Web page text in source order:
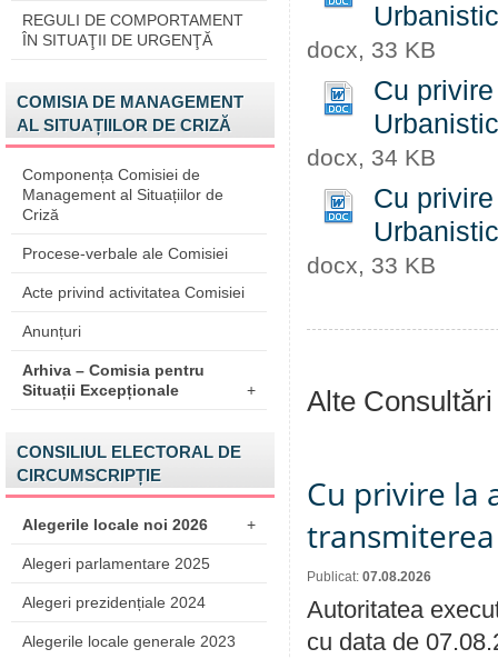
REGULI DE COMPORTAMENT
ÎN SITUAŢII DE URGENŢĂ
COMISIA DE MANAGEMENT
AL SITUAȚIILOR DE CRIZĂ
Componența Comisiei de
Management al Situațiilor de
Criză
Procese-verbale ale Comisiei
Acte privind activitatea Comisiei
Anunțuri
Arhiva – Comisia pentru
Situații Excepționale
+
CONSILIUL ELECTORAL DE
CIRCUMSCRIPȚIE
Alegerile locale noi 2026 +
Alegeri parlamentare 2025
Alegeri prezidențiale 2024
Alegerile locale generale 2023
docx, 33 KB
Cu
docx, 34 KB
Cu
docx, 33 KB
Alte
Cu privire la
Publicat: 07.08.2026
Autoritatea
cu data de